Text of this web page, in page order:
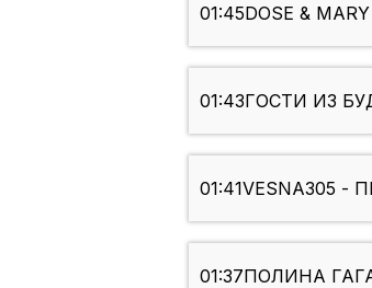
01:45DOSE &
01:43ГОСТИ ИЗ
01:41VESNA305 -
01:37ПОЛИНА